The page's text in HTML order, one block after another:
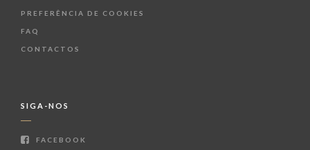
PREFERÊNCIA DE COOKIES
FAQ
CONTACTOS
SIGA-NOS
FACEBOOK